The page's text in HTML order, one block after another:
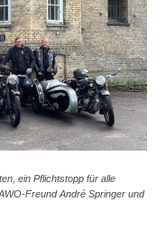
ein Pflichtstopp für alle
Freund André Springer und